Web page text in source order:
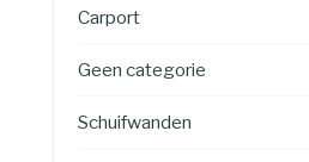
Carport
Geen categorie
Schuifwanden